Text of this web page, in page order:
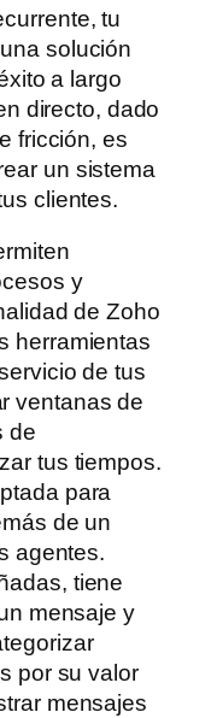
tu
solución
a largo
directo, dado
fricción, es
un sistema
clientes.
y
de Zoho
herramientas
de tus
ventanas de
de
tus tiempos.
para
de un
agentes.
tiene
mensaje y
por su valor
mensajes